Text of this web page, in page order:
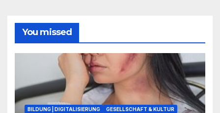
You missed
BILDUNG | DIGITALISIERUNG GESELLSCHAFT & KULTUR